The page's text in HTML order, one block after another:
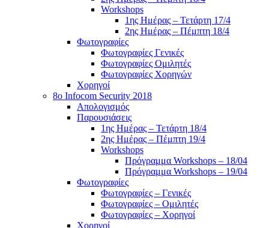
Workshops
1ης Ημέρας – Τετάρτη 17/4
2ης Ημέρας – Πέμπτη 18/4
Φωτογραφίες
Φωτογραφίες Γενικές
Φωτογραφίες Ομιλητές
Φωτογραφίες Χορηγών
Χορηγοί
8ο Infocom Security 2018
Απολογισμός
Παρουσιάσεις
1ης Ημέρας – Τετάρτη 18/4
2ης Ημέρας – Πέμπτη 19/4
Workshops
Πρόγραμμα Workshops – 18/04
Πρόγραμμα Workshops – 19/04
Φωτογραφίες
Φωτογραφίες – Γενικές
Φωτογραφίες – Ομιλητές
Φωτογραφίες – Χορηγοί
Χορηγοί